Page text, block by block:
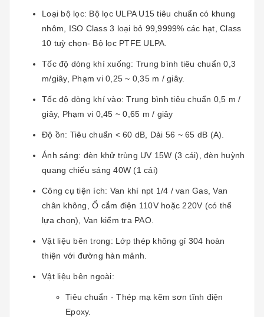
Loại bộ lọc: Bộ lọc ULPA U15 tiêu chuẩn có khung
nhôm, ISO Class 3 loại bỏ 99,9999% các hạt, Class
10 tuỳ chọn- Bộ lọc PTFE ULPA.
Tốc độ dòng khí xuống: Trung bình tiêu chuẩn 0,3
m/giây, Phạm vi 0,25 ~ 0,35 m / giây.
Tốc độ dòng khí vào: Trung bình tiêu chuẩn 0,5 m /
giây, Phạm vi 0,45 ~ 0,65 m / giây
Độ ồn: Tiêu chuẩn < 60 dB, Dải 56 ~ 65 dB (A).
Ánh sáng: đèn khử trùng UV 15W (3 cái), đèn huỳnh
quang chiếu sáng 40W (1 cái)
Công cụ tiện ích: Van khí npt 1/4 / van Gas, Van
chân không, Ổ cắm điện 110V hoặc 220V (có thể
lựa chọn), Van kiểm tra PAO.
Vật liệu bên trong: Lớp thép không gỉ 304 hoàn
thiện với đường hàn mảnh.
Vật liệu bên ngoài:
Tiêu chuẩn - Thép mạ kẽm sơn tĩnh điện
Epoxy.